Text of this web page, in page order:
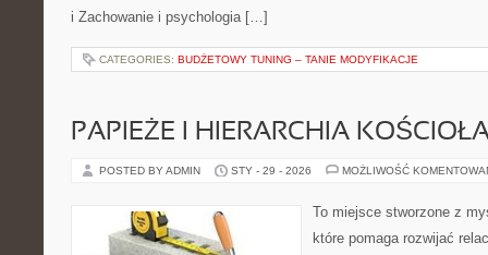
i Zachowanie i psychologia […]
CATEGORIES: BUDŻETOWY TUNING – TANIE MODYFIKACJE
PAPIEŻE I HIERARCHIA
POSTED BY ADMIN STY - 29 - 2026 MOŻLIWOŚĆ
To miejsce stworzone z
które pomaga rozwijać